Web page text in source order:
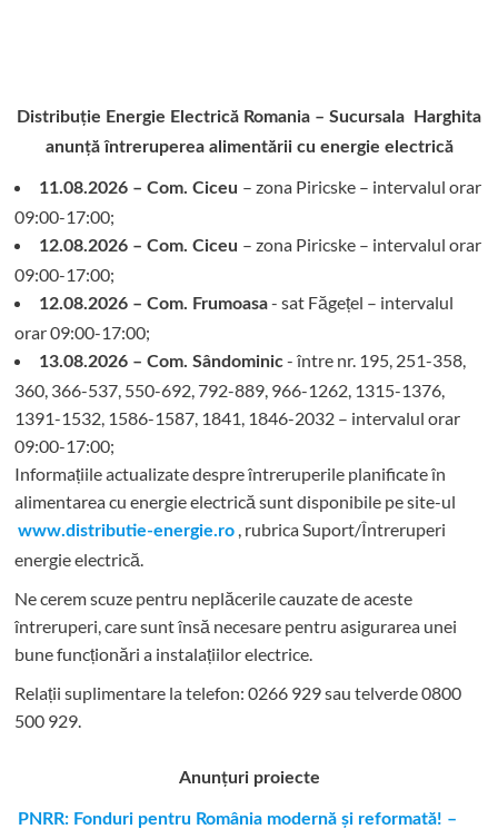
Distribuție Energie Electrică Romania – Sucursala Harghita
anunță întreruperea alimentării cu energie electrică
11.08.2026 – Com. Ciceu – zona Piricske – intervalul orar
09:00-17:00;
12.08.2026 – Com. Ciceu – zona Piricske – intervalul orar
09:00-17:00;
12.08.2026 – Com. Frumoasa- sat Făgețel – intervalul
orar 09:00-17:00;
13.08.2026 – Com. Sândominic- între nr. 195, 251-358,
360, 366-537, 550-692, 792-889, 966-1262, 1315-1376,
1391-1532, 1586-1587, 1841, 1846-2032 – intervalul orar
09:00-17:00;
Informațiile actualizate despre întreruperile planificate în
alimentarea cu energie electrică sunt disponibile pe site-ul
www.distributie-energie.ro , rubrica Suport/Întreruperi
energie electrică.
Ne cerem scuze pentru neplăcerile cauzate de aceste
întreruperi, care sunt însă necesare pentru asigurarea unei
bune funcționări a instalațiilor electrice.
Relații suplimentare la telefon: 0266 929 sau telverde 0800
500 929.
Anunțuri proiecte
PNRR: Fonduri pentru România modernă şi reformată! –